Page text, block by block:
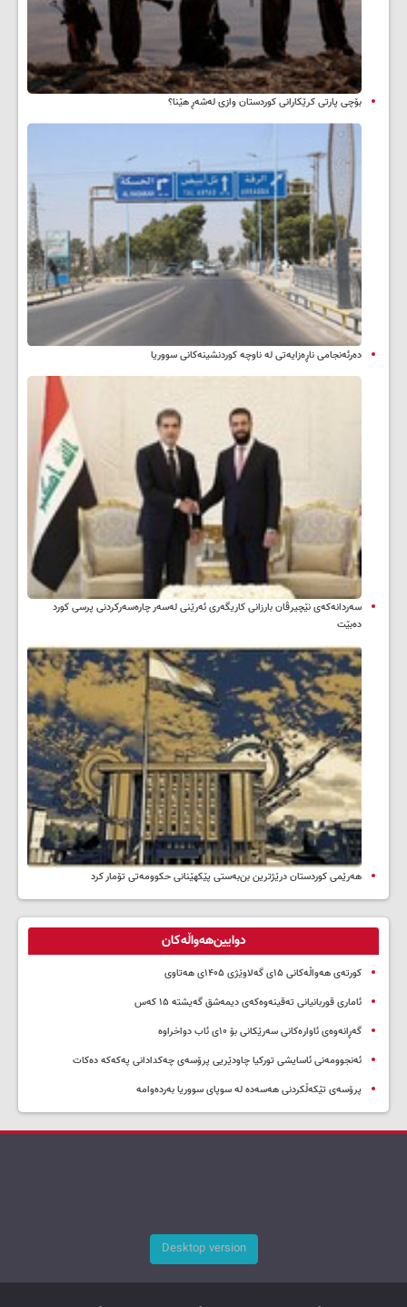
بۆچی پارتی کرێکارانی کوردستان وازی لەشەڕ هێنا؟
دەرئەنجامی ناڕەزایەتی لە ناوچە کوردنشینەکانی سووریا
سه‌ردانه‌کەی نێچیرڤان بارزانی كاریگه‌ری ئه‌رێنی له‌سه‌ر چاره‌سه‌ركردنی پرسی كورد
ده‌بێت
هەرێمی کوردستان درێژترین بن‌بەستی پێکهێنانی حکوومەتی تۆمار کرد
دوایین‌هەواڵەکان
کورتەی هەواڵەکانی ۱۵ی گەلاوێژی ۱۴۰۵ی هەتاوی
ئاماری قوربانیانی تەقینەوەکەی دیمەشق گەیشتە ۱۵ کەس
گەڕانەوەی ئاوارەکانی سەرێکانی بۆ ۱۰ی ئاب دواخراوە
ئەنجوومەنی ئاسایشی تورکیا چاودێریی پرۆسەی چەکدادانی پەکەکە دەکات
پرۆسەی تێکەڵکردنی هەسەدە لە سوپای سووریا بەردەوامە
Desktop version